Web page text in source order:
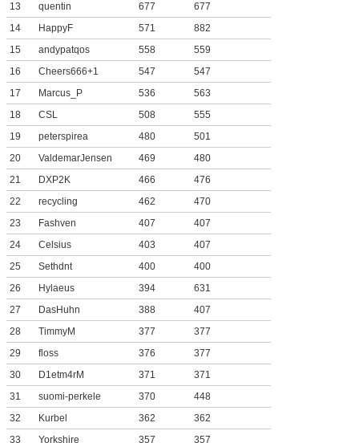
13
quentin 677
677
14
HappyF 571
882
15
andypatqos 558
559
16
Cheers666+1 547
547
17
Marcus_P 536
563
18
CSL 508
555
19
peterspirea 480
501
20
ValdemarJensen 469
480
21
DXP2K 466
476
22
recycling 462
470
23
Fashven 407
407
24
Celsius 403
407
25
Sethdnt 400
400
26
Hylaeus 394
631
27
DasHuhn 388
407
28
TimmyM 377
377
29
floss 376
377
30
D1etm4rM 371
371
31
suomi-perkele 370
448
32
Kurbel 362
362
33
Yorkshire 357
357